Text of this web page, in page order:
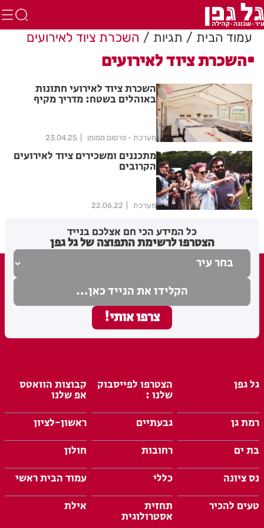
עמוד הבית תגיות השכרת ציוד לאירועים
השכרת ציוד לאירועים
השכרת ציוד לאירועי חתונות
באוהלים בשטח: מדריך מקיף
מערכת - פרסום ממומן 23.04.25
מתכננים ומשכירים ציוד לאירועים
הקרובים
מערכת 22.06.22
כל המידע הכי חם אצלכם בנייד
הצטרפו לרשימת התפוצה של גל גפן
גל גפן הצטרפו לפייסבוק
שלנו :
קבוצות הוואטס
אפ שלנו
רמת גן
גבעתיים
ראשון-לציון
בת ים
רחובות
חולון
נס ציונה
כללי
עמוד הבית ראשי
טעים להכיר
תחזית
אסטרולוגית
אילת